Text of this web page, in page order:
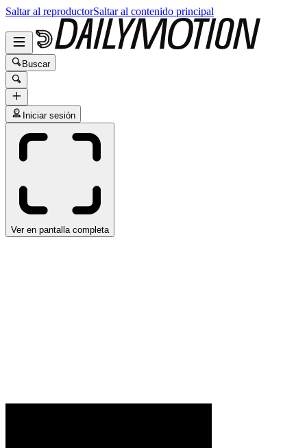
Saltar al reproductorSaltar al contenido principal
Buscar
Iniciar sesión
Ver en pantalla completa